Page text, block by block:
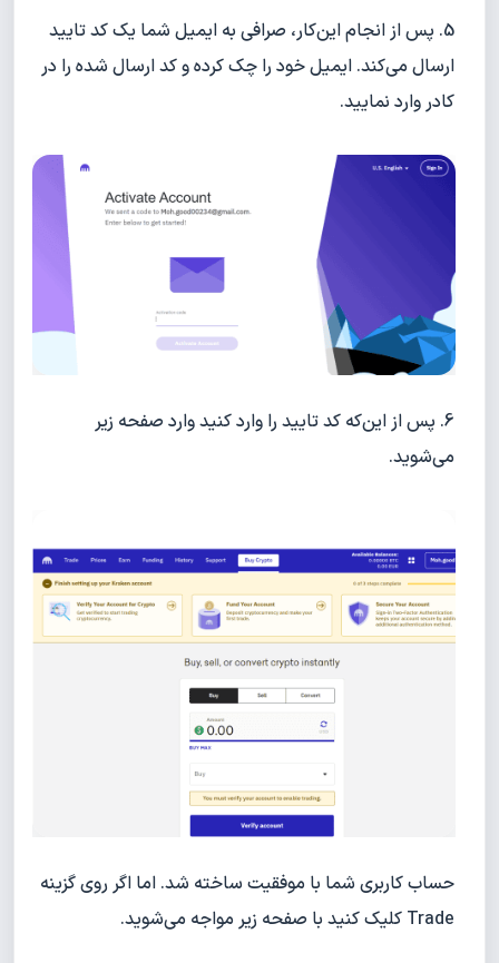
5. پس از انجام این‌کار، صرافی به ایمیل شما یک کد تایید
ارسال می‌کند. ایمیل خود را چک کرده و کد ارسال شده را در
کادر وارد نمایید.
6. پس از این‌که کد تایید را وارد کنید وارد صفحه زیر
می‌شوید.
حساب کاربری شما با موفقیت ساخته شد. اما اگر روی گزینه
Trade کلیک کنید با صفحه زیر مواجه می‌شوید.